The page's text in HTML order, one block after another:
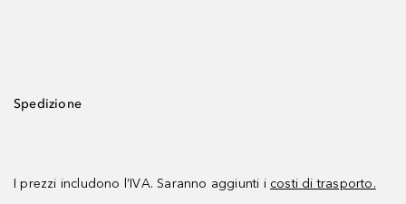
Spedizione
I prezzi includono l’IVA. Saranno aggiunti i costi di trasporto.